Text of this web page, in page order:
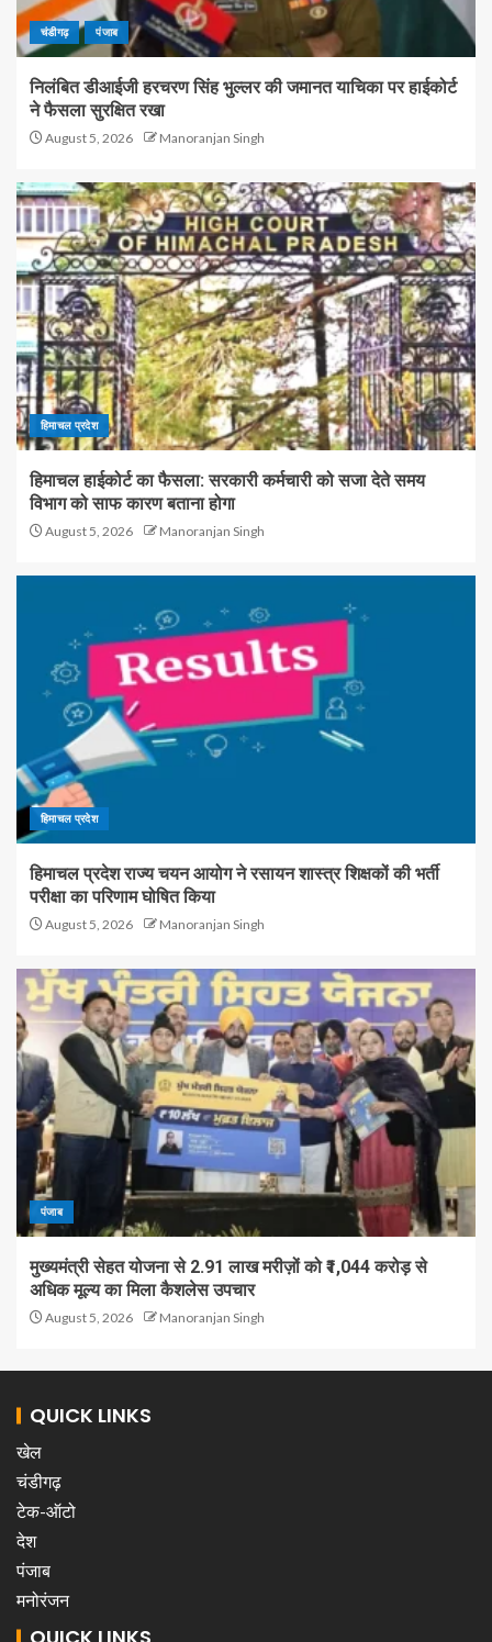
चंडीगढ़ पंजाब
निलंबित डीआईजी हरचरण सिंह भुल्लर की जमानत याचिका पर हाईकोर्ट
ने फैसला सुरक्षित रखा
August 5, 2026 Manoranjan Singh
हिमाचल प्रदेश
हिमाचल हाईकोर्ट का फैसला: सरकारी कर्मचारी को सजा देते समय
विभाग को साफ कारण बताना होगा
August 5, 2026 Manoranjan Singh
हिमाचल प्रदेश
हिमाचल प्रदेश राज्य चयन आयोग ने रसायन शास्त्र शिक्षकों की भर्ती
परीक्षा का परिणाम घोषित किया
August 5, 2026 Manoranjan Singh
पंजाब
मुख्यमंत्री सेहत योजना से 2.91 लाख मरीज़ों को ₹1,044 करोड़ से
अधिक मूल्य का मिला कैशलेस उपचार
August 5, 2026 Manoranjan Singh
QUICK LINKS
खेल
चंडीगढ़
टेक-ऑटो
देश
पंजाब
मनोरंजन